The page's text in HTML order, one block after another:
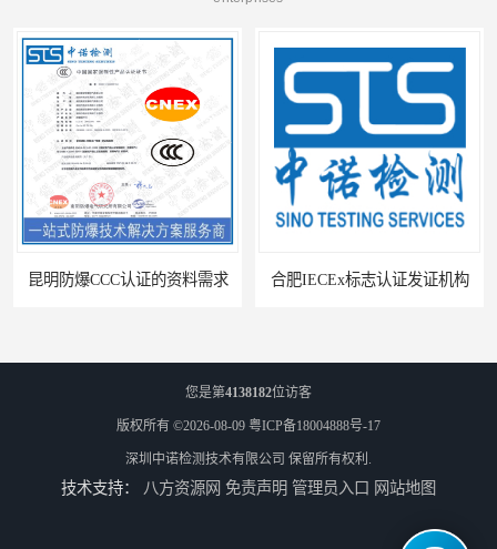
昆明防爆CCC认证的资料需求 合肥IECEx标志认证发证机构
您是第4138182位访客
版权所有 ©2026-08-09 粤ICP备18004888号-17
深圳中诺检测技术有限公司 保留所有权利.
技术支持： 八方资源网 免责声明 管理员入口 网站地图